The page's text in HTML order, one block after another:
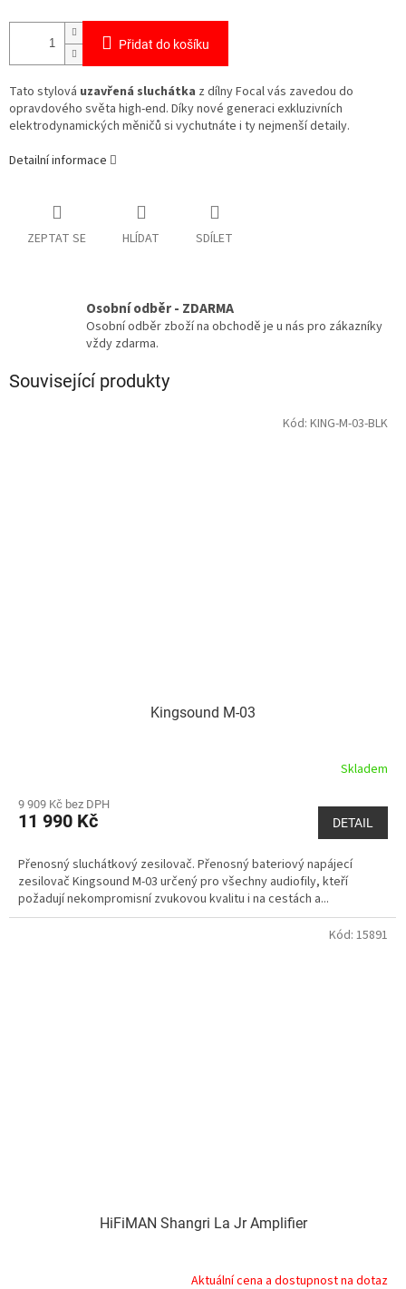
Přidat do košíku
Tato stylová uzavřená sluchátka z dílny Focal vás zavedou do
opravdového světa high-end. Díky nové generaci exkluzivních
elektrodynamických měničů si vychutnáte i ty nejmenší detaily.
Detailní informace
ZEPTAT SE HLÍDAT SDÍLET
Osobní odběr - ZDARMA
Osobní odběr zboží na obchodě je u nás pro zákazníky
vždy zdarma.
Související produkty
Kingsound M-03
Skladem
9 909 Kč bez DPH
11 990 Kč DETAIL
Přenosný sluchátkový zesilovač. Přenosný bateriový napájecí
zesilovač Kingsound M-03 určený pro všechny audiofily, kteří
požadují nekompromisní zvukovou kvalitu i na cestách a...
Kód: KING-M-03-BLK
HiFiMAN Shangri La Jr Amplifier
Aktuální cena a dostupnost na dotaz
Kód: 15891